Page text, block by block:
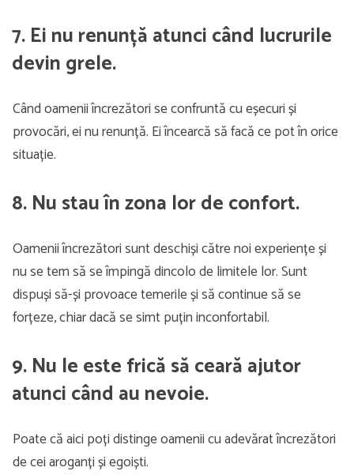
7. Ei nu renunță atunci când lucrurile
devin grele.
Când oamenii încrezători se confruntă cu eșecuri și
provocări, ei nu renunță. Ei încearcă să facă ce pot în orice
situație.
8. Nu stau în zona lor de confort.
Oamenii încrezători sunt deschiși către noi experiențe și
nu se tem să se împingă dincolo de limitele lor. Sunt
dispuși să-și provoace temerile și să continue să se
forțeze, chiar dacă se simt puțin inconfortabil.
9. Nu le este frică să ceară ajutor
atunci când au nevoie.
Poate că aici poți distinge oamenii cu adevărat încrezători
de cei aroganți și egoiști.